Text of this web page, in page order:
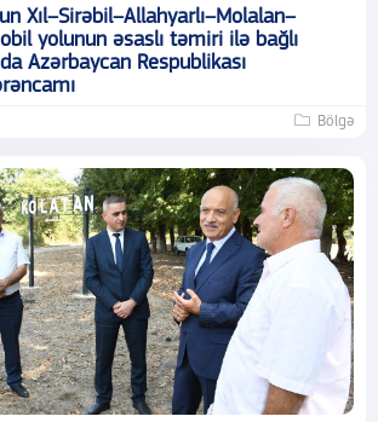
Xıl–Sirəbil–Allahyarlı–Molalan–
yolunun əsaslı təmiri ilə bağlı
Azərbaycan Respublikası
Bölgə